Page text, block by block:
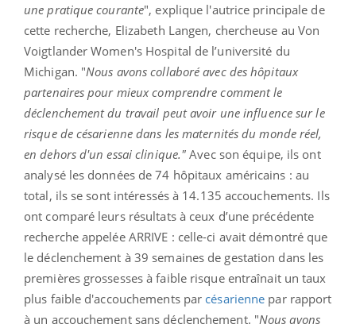
une pratique courante", explique l'autrice principale de
cette recherche, Elizabeth Langen, chercheuse au Von
Voigtlander Women's Hospital de l’université du
Michigan. "Nous avons collaboré avec des hôpitaux
partenaires pour mieux comprendre comment le
déclenchement du travail peut avoir une influence sur le
risque de césarienne dans les maternités du monde réel,
en dehors d'un essai clinique." Avec son équipe, ils ont
analysé les données de 74 hôpitaux américains : au
total, ils se sont intéressés à 14.135 accouchements. Ils
ont comparé leurs résultats à ceux d’une précédente
recherche appelée ARRIVE : celle-ci avait démontré que
le déclenchement à 39 semaines de gestation dans les
premières grossesses à faible risque entraînait un taux
plus faible d'accouchements par césarienne par rapport
à un accouchement sans déclenchement. "Nous avons